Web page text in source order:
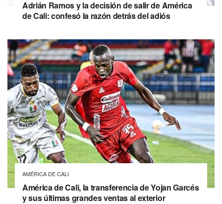
Adrián Ramos y la decisión de salir de América
de Cali: confesó la razón detrás del adiós
AMÉRICA DE CALI
América de Cali, la transferencia de Yojan Garcés
y sus últimas grandes ventas al exterior